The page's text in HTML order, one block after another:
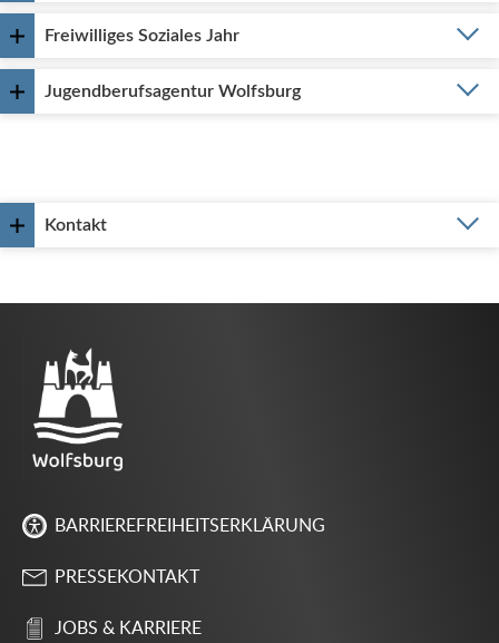
Freiwilliges Soziales Jahr
Jugendberufsagentur Wolfsburg
Kontakt
BARRIEREFREIHEITSERKLÄRUNG
PRESSEKONTAKT
JOBS & KARRIERE